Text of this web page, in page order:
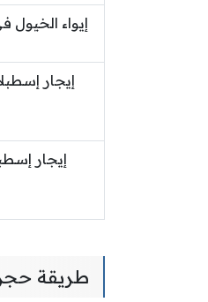
إيواء الخيول
إيجار
إيجار
طريقة